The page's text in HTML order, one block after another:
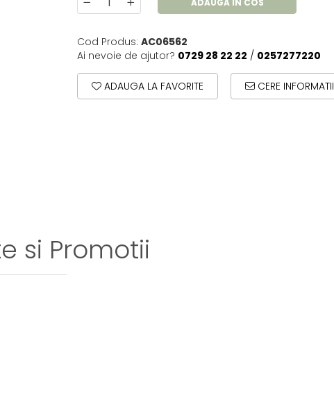
ADAUGA IN COS
Cod Produs: AC06562
Ai nevoie de ajutor? 0729 28 22 22 / 0257277220
ADAUGA LA FAVORITE CERE INFORMATII
si Promotii